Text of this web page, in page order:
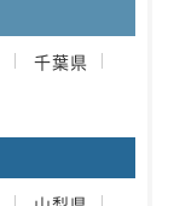
千葉県